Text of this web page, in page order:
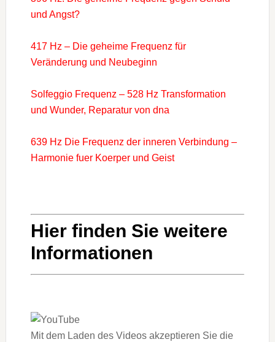
und Angst?
417 Hz – Die geheime Frequenz für
Veränderung und Neubeginn
Solfeggio Frequenz – 528 Hz Transformation
und Wunder, Reparatur von dna
639 Hz Die Frequenz der inneren Verbindung –
Harmonie fuer Koerper und Geist
Hier finden Sie weitere
Informationen
Mit dem Laden des Videos akzeptieren Sie die